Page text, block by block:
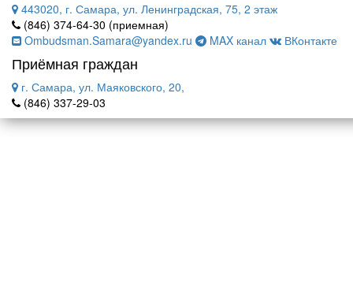
443020, г. Самара, ул. Ленинградская, 75, 2 этаж
(846) 374-64-30 (приемная)
Ombudsman.Samara@yandex.ru
MAX канал ВКонтакте
Приёмная граждан
г. Самара, ул. Маяковского, 20,
(846) 337-29-03